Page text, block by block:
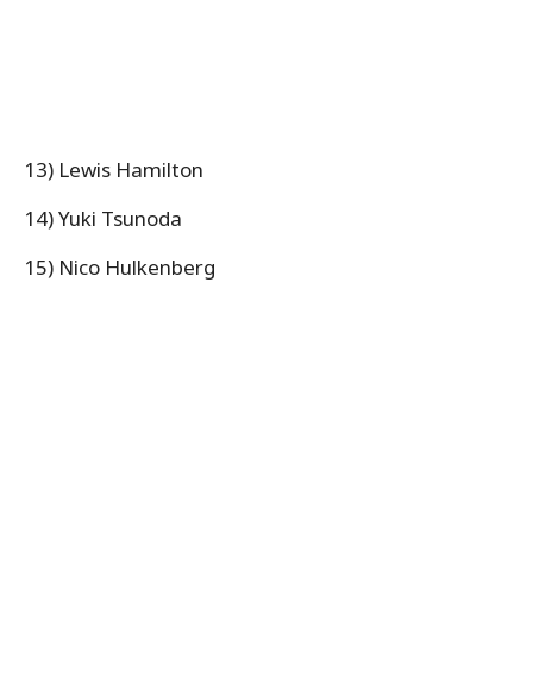
13) Lewis Hamilton
14) Yuki Tsunoda
15) Nico Hulkenberg